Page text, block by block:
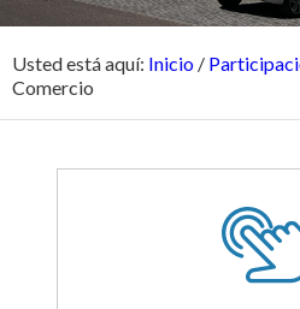
Usted está aquí: Inicio /
Comercio